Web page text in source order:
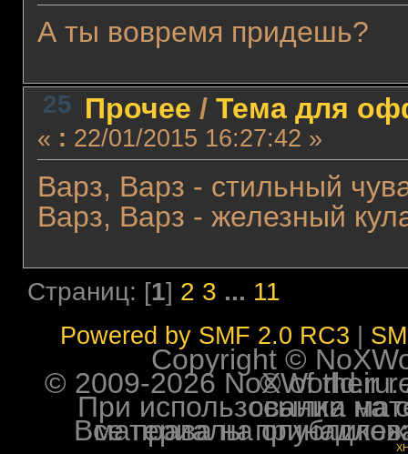
А ты вовремя придешь?
25 Прочее / Тема для
« : 22/01/2015 16:27:42 »
Варз, Варз - стильный
Варз, Варз - железный
Страниц: [1] 2 3 ... 11
Powered by SMF 2.0 RC3
Copyright ©
© 2009-2026 NoXWorld.ru. All
При использовании
Все права на опубликованные на форуме